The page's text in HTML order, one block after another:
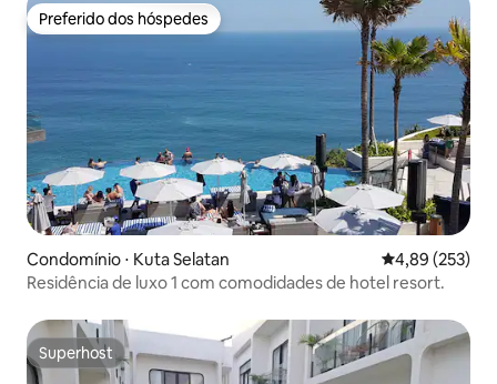
Preferido dos hóspedes
Preferido dos hóspedes
Condomínio ⋅ Kuta Selatan 4,89 de uma
4,89 (253)
Residência de luxo 1 com comodidades de hotel resort.
Superhost
Superhost